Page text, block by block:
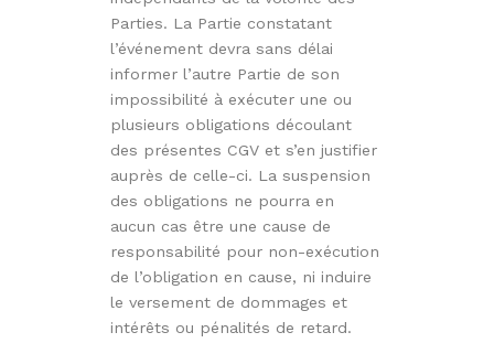
Parties. La Partie constatant
l’événement devra sans délai
informer l’autre Partie de son
impossibilité à exécuter une ou
plusieurs obligations découlant
des présentes CGV et s’en justifier
auprès de celle-ci. La suspension
des obligations ne pourra en
aucun cas être une cause de
responsabilité pour non-exécution
de l’obligation en cause, ni induire
le versement de dommages et
intérêts ou pénalités de retard.